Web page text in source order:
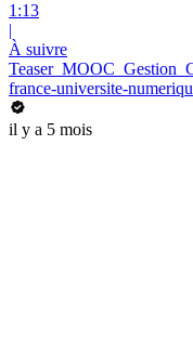
1:13
|
À suivre
france-universite-
il y a 5 mois